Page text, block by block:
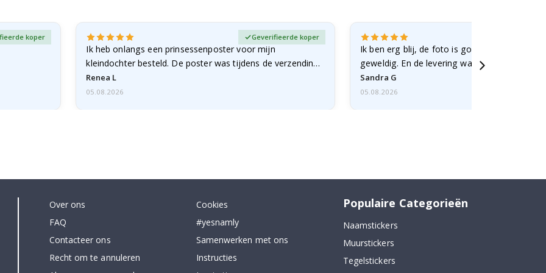
koper
Ik heb onlangs een prinsessenposter voor mijn
kleindochter besteld. De poster was tijdens de verzending
licht…
Renea L
Geverifieerde koper
05.08.2026
Ik ben erg blij, de foto is goed gelukt en de
geweldig. En de levering was snel.
Sandra G
05.08.2026
Over ons
FAQ
Contacteer ons
Recht om te annuleren
Cookies
#yesnamly
Samenwerken met ons
Instructies
Populaire Categorieën
Naamstickers
Muurstickers
Tegelstickers